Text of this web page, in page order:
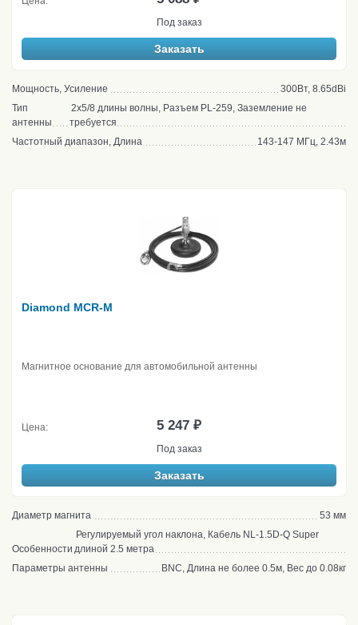
Под заказ
Заказать
Мощность, Усиление
300Вт, 8.65dBi
Тип
антенны
2x5/8 длины волны, Разъем PL-259, Заземление не
требуется
Частотный диапазон, Длина
143-147 МГц, 2.43м
Diamond MCR-M
Магнитное основание для автомобильной антенны
Цена: 5 247 ₽
Под заказ
Заказать
Диаметр магнита 53 мм
Особенности
Регулируемый угол наклона, Кабель NL-1.5D-Q Super
длиной 2.5 метра
Параметры антенны
BNC, Длина не более 0.5м, Вес до 0.08кг